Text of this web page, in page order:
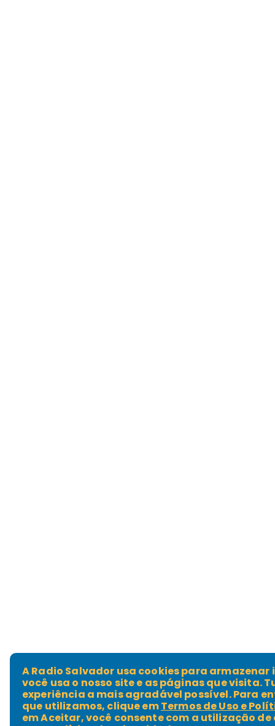
A Radio Salvador usa cookies para
você usa o nosso site e as páginas que visita.
experiência a mais agradável possível. Para
que utilizamos, clique emTermos de Uso e
emAceitar, você consente com a utilização de